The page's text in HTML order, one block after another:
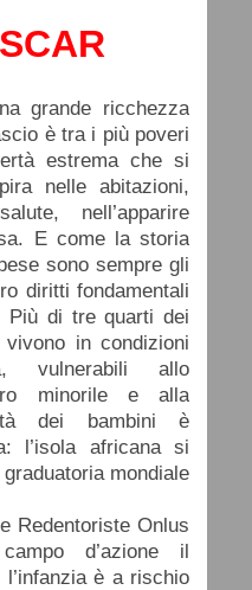
ricchezza
è tra i più poveri
estrema che si
nelle abitazioni,
nell’apparire
E come la storia
sono sempre gli
diritti fondamentali
Più di tre quarti dei
in condizioni
vulnerabili allo
minorile e alla
dei bambini è
l’isola africana si
mondiale
Onlus
d’azione il
è a rischio